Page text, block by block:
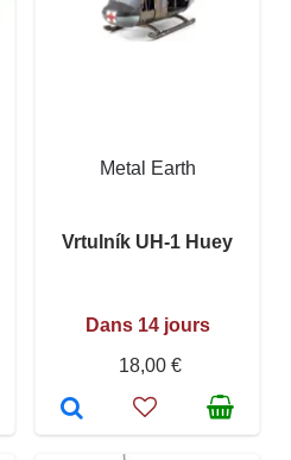
Metal Earth
Vrtulník UH-1 Huey
Dans 14 jours
18,00 €